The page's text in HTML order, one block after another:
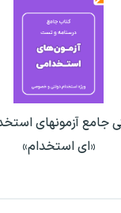
جامع آزمونهای
«ای استخدام»